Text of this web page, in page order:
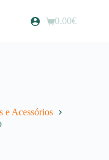
Carrinho
0.00€
e Acessórios